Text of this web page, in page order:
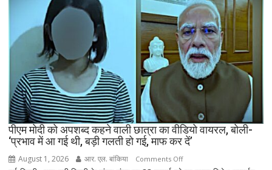
लीक
संशोधन
बिल
को
दी
मंजूरी,
अब
10
तक
की
पीएम मोदी को अपशब्द कहने वाली छात्रा का वीडियो वायरल, बोली-
‘प्रभाव में आ गई थी, बड़ी गलती हो गई, माफ कर दें’
August 1, 2026 आर. एल. बांकिया Comments Offon